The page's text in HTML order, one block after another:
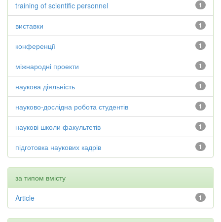
1
training of scientific personnel
1
виставки
1
конференції
1
міжнародні проекти
1
наукова діяльність
1
науково-дослідна робота студентів
1
наукові школи факультетів
1
підготовка наукових кадрів
за типом вмісту
1
Article